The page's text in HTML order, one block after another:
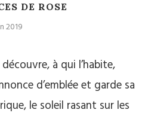
DE ROSE
2019
à qui l’habite,
d’emblée et garde sa
le soleil rasant sur les